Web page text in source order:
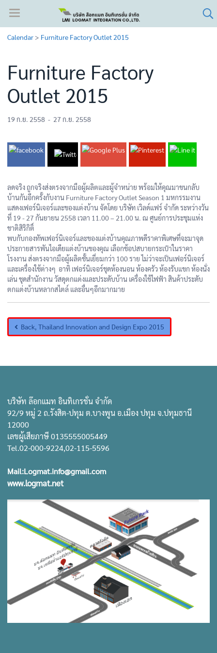
Calendar > Furniture Factory Outlet 2015
Furniture Factory
Outlet 2015
19 ก.ย. 2558 - 27 ก.ย. 2558
ลดจริง ถูกจริงส่งตรงจากมือผู้ผลิตและผู้จำหน่าย พร้อมให้คุณมาขนกลับ
บ้านกันอีกครั้งกับงาน Furniture Factory Outlet Season 1 มหกรรมงาน
แสดงเฟอร์นิเจอร์และของแต่งบ้าน จัดโดย บริษัท เวิลด์แฟร์ จำกัด ระหว่างวัน
ที่ 19 - 27 กันยายน 2558 เวลา 11.00 – 21.00 น. ณ ศูนย์การประชุมแห่ง
ชาติสิริกิติ์
พบกับกองทัพเฟอร์นิเจอร์และของแต่งบ้านคุณภาพดีราคาพิเศษที่จะมาจุด
ประกายสารพันไอเดียแต่งบ้านของคุณ เลือกช้อปสบายกระเป๋าในราคา
โรงงาน ส่งตรงจากมือผู้ผลิตชั้นเยี่ยมกว่า 100 ราย ไม่ว่าจะเป็นเฟอร์นิเจอร์
และเครื่องใช้ต่างๆ อาทิ เฟอร์นิเจอร์ชุดห้องนอน ห้องครัว ห้องรับแขก ห้องนั่ง
เล่น ชุดสำนักงาน วัสดุตกแต่งและประดับบ้าน เครื่องใช้ไฟฟ้า สินค้าประดับ
ตกแต่งบ้านหลากสไตล์ และอื่นๆอีกมากมาย
Back, Thailand Innovation and Design Expo 2015
บริษัท ล๊อกแมท อินทิเกรชั่น จำกัด
92/9 หมู่ 2 ถ.รังสิต-ปทุม ต.บางพูน อ.เมือง ปทุม จ.ปทุมธานี
12000
เลขผู้เสียภาษี 0135555005449
Tel.02-000-9224,02-115-5596
Mail:Logmat.info@gmail.com
www.logmat.net